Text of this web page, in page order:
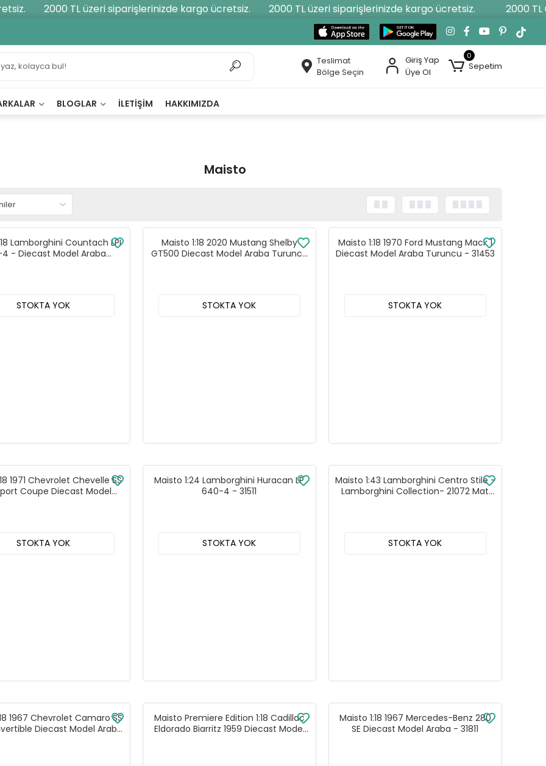
2000 TL üzeri siparişlerinizde kargo ücretsiz. 2000 TL üzeri siparişlerinizde kargo ücretsiz. 2000 TL
Teslimat
Bölge Seçin
Giriş Yap
Üye Ol
0
Sepetim
BLOGLAR İLETIŞIM HAKKIMIZDA
Maisto
Lamborghini Countach LPI
- Diecast Model Araba
STOKTA YOK
Maisto 1:18 2020 Mustang Shelby
GT500 Diecast Model Araba Turuncu
STOKTA YOK
Maisto 1:18 1970 Ford Mustang Mack 1
Diecast Model Araba Turuncu - 31453
STOKTA YOK
1971 Chevrolet Chevelle SS
Coupe Diecast Model
STOKTA YOK
Maisto 1:24 Lamborghini Huracan LP
640-4 - 31511
STOKTA YOK
Maisto 1:43 Lamborghini Centro Stile -
Lamborghini Collection- 21072 Mat
STOKTA YOK
1967 Chevrolet Camaro SS
Diecast Model Araba
Maisto Premiere Edition 1:18 Cadillac
Eldorado Biarritz 1959 Diecast Model
Maisto 1:18 1967 Mercedes-Benz 280
SE Diecast Model Araba - 31811